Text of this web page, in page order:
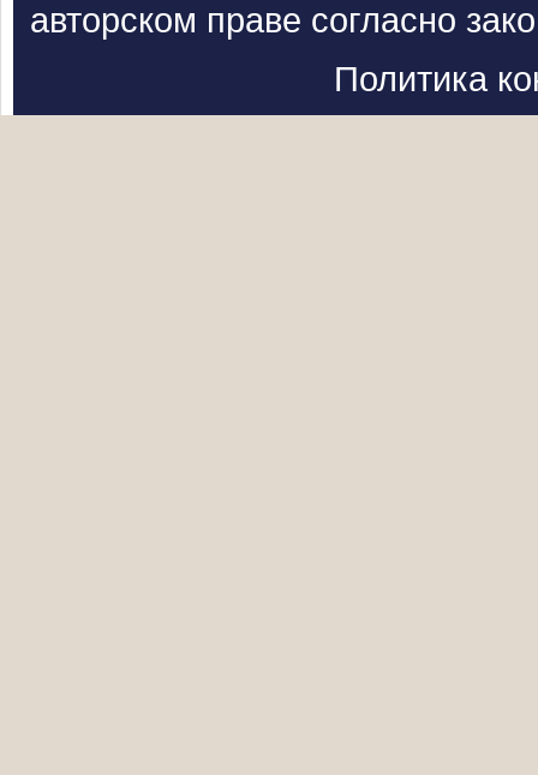
авторском праве согласно
Политика